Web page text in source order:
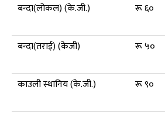
बन्दा(लोकल) (के.जी.)
रू ६०
बन्दा(तराई) (केजी)
रू ५०
काउली स्थानिय (के.जी.)
रू ९०